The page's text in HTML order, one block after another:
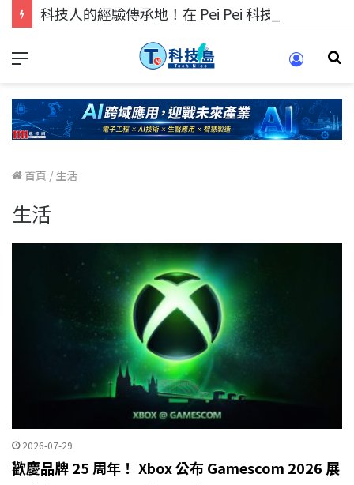
首頁 / 生活
生活
2026-07-29
歡慶品牌 25 周年！ Xbox 公布 Gamescom 2026 展